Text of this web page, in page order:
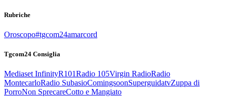
Rubriche
Oroscopo#tgcom24amarcord
Tgcom24 Consiglia
Mediaset InfinityR101Radio 105Virgin RadioRadio
MontecarloRadio SubasioComingsoonSuperguidatvZuppa di
PorroNon SprecareCotto e Mangiato